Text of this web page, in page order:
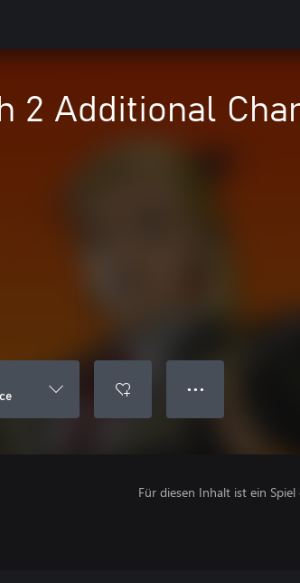
2 Additional
● ● ●
Für diesen Inhalt ist ein